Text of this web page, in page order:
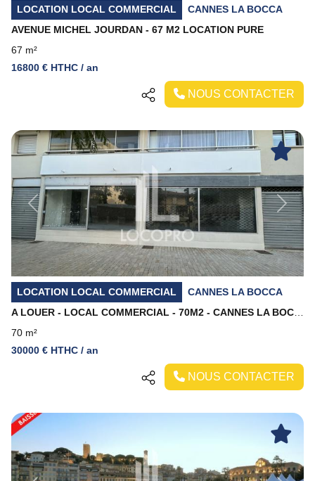
LOCATION LOCAL COMMERCIAL
CANNES LA BOCCA
AVENUE MICHEL JOURDAN - 67 M2 LOCATION PURE
67 m²
16800 € HTHC / an
NOUS CONTACTER
Previous Next
LOCATION LOCAL COMMERCIAL
CANNES LA BOCCA
70 m²
30000 € HTHC / an
NOUS CONTACTER